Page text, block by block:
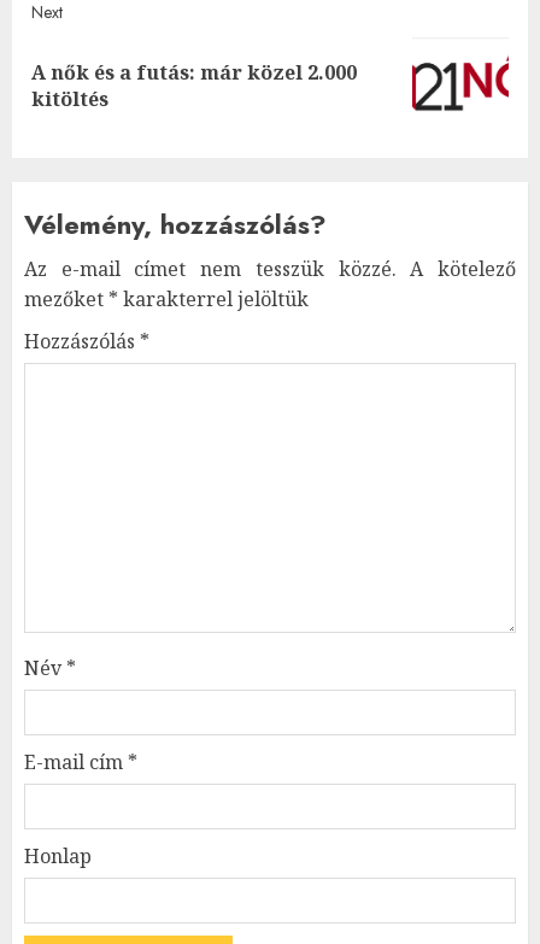
Next
Next
post:
A nők és a futás: már közel 2.000
kitöltés
Vélemény, hozzászólás?
Az e-mail címet nem tesszük közzé. A kötelező
mezőket * karakterrel jelöltük
Hozzászólás *
Név*
E-mail cím *
Honlap